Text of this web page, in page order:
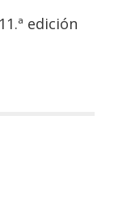
edición